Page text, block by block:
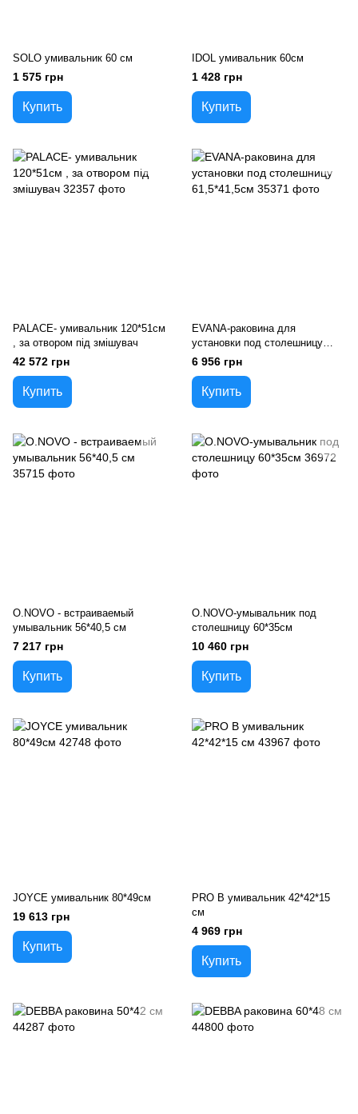
SOLO умивальник 60 см
1 575 грн
Купить
IDOL умивальник 60см
1 428 грн
Купить
PALACE- умивальник 120*51см
, за отвором пiд змiшувач
42 572 грн
Купить
EVANA-раковина для
установки под столешницу
61,5*41,5см
6 956 грн
Купить
O.NOVO - встраиваемый
умывальник 56*40,5 см
7 217 грн
Купить
O.NOVO-умывальник под
столешницу 60*35см
10 460 грн
Купить
JOYCE умивальник 80*49см
19 613 грн
Купить
PRO B умивальник 42*42*15
см
4 969 грн
Купить